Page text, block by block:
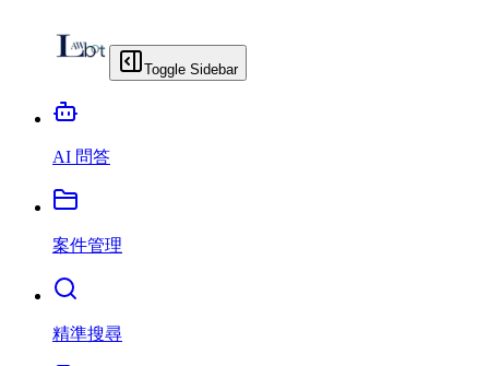
Toggle Sidebar
AI 問答
案件管理
精準搜尋